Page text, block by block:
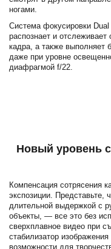
ногами.
Система фокусировки
распознает и отслеживает
кадра, а также выполняет
даже при уровне
диафрагмой f/22.
Новый уровень
Компенсация сотрясения
экспозиции.
длительной выдержкой с
объекты, — все это без
сверхплавное видео при
стабилизатор
возможности для